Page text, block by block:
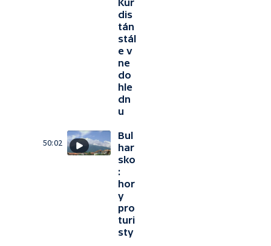
Kur
dis
tán
stál
e v
ne
do
hle
dn
u
50:02
Bul
har
sko
:
hor
y
pro
turi
sty